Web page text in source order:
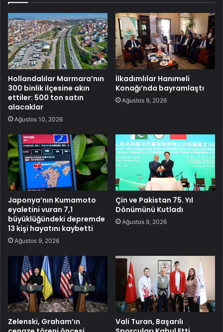
Hollandalılar Marmara’nın
300 binlik ilçesine akın
ettiler: 500 ton satın
alacaklar
Ağustos 10, 2026
İlkadımlılar Hanımeli
Konağı’nda bayramlaştı
Ağustos 9, 2026
Japonya’nın Kumamoto
eyaletini vuran 7,1
büyüklüğündeki depremde
13 kişi hayatını kaybetti
Ağustos 9, 2026
Çin ve Pakistan 75. Yıl
Dönümünü Kutladı
Ağustos 9, 2026
Zelenski, Graham’ın
Vali Turan, Başarılı